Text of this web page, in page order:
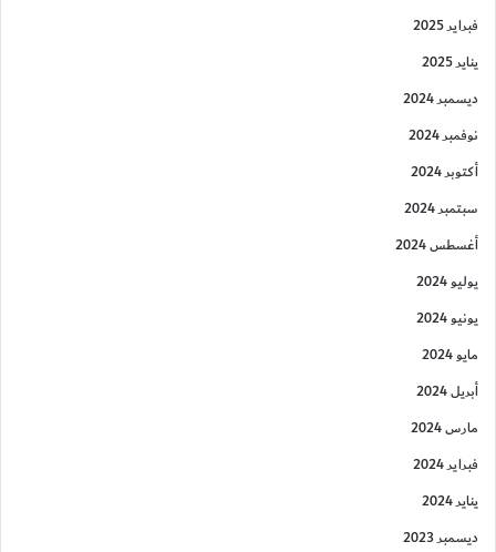
فبراير 2025
يناير 2025
ديسمبر 2024
نوفمبر 2024
أكتوبر 2024
سبتمبر 2024
أغسطس 2024
يوليو 2024
يونيو 2024
مايو 2024
أبريل 2024
مارس 2024
فبراير 2024
يناير 2024
ديسمبر 2023